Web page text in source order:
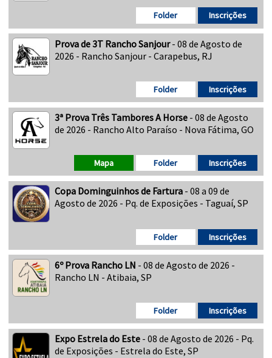
Inscrições
Folder
Prova de 3T Rancho Sanjour- 08 de Agosto de
2026 - Rancho Sanjour - Carapebus, RJ
Inscrições
Folder
3ª Prova Três Tambores A Horse - 08 de Agosto
de 2026 - Rancho Alto Paraíso - Nova Fátima, GO
Inscrições
Folder
Mapa
Copa Dominguinhos de Fartura - 08 a 09 de
Agosto de 2026 - Pq. de Exposições - Taguaí, SP
Inscrições
Folder
6º Prova Rancho LN - 08 de Agosto de 2026 -
Rancho LN - Atibaia, SP
Inscrições
Folder
Expo Estrela do Este - 08 de Agosto de 2026 - Pq.
de Exposições - Estrela do Este, SP